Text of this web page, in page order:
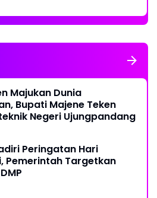
POLRI!
Majukan Dunia
Bupati Majene Teken
Negeri Ujungpandang
Peringatan Hari
Pemerintah Targetkan